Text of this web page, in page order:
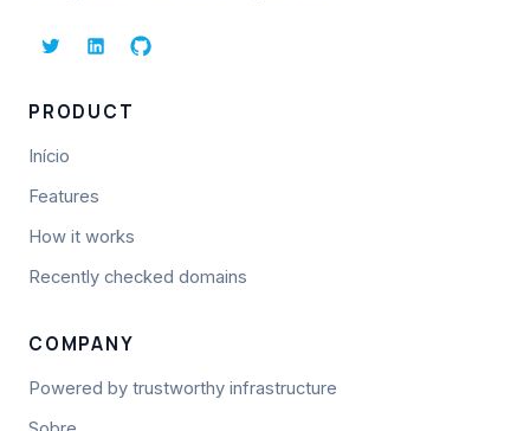
PRODUCT
Início
Features
How it works
Recently checked domains
COMPANY
Powered by trustworthy infrastructure